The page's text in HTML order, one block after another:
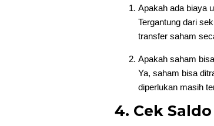
Apakah ada biaya
Tergantung dari
transfer saham
Apakah saham
Ya, saham bisa
diperlukan masih
4. Cek